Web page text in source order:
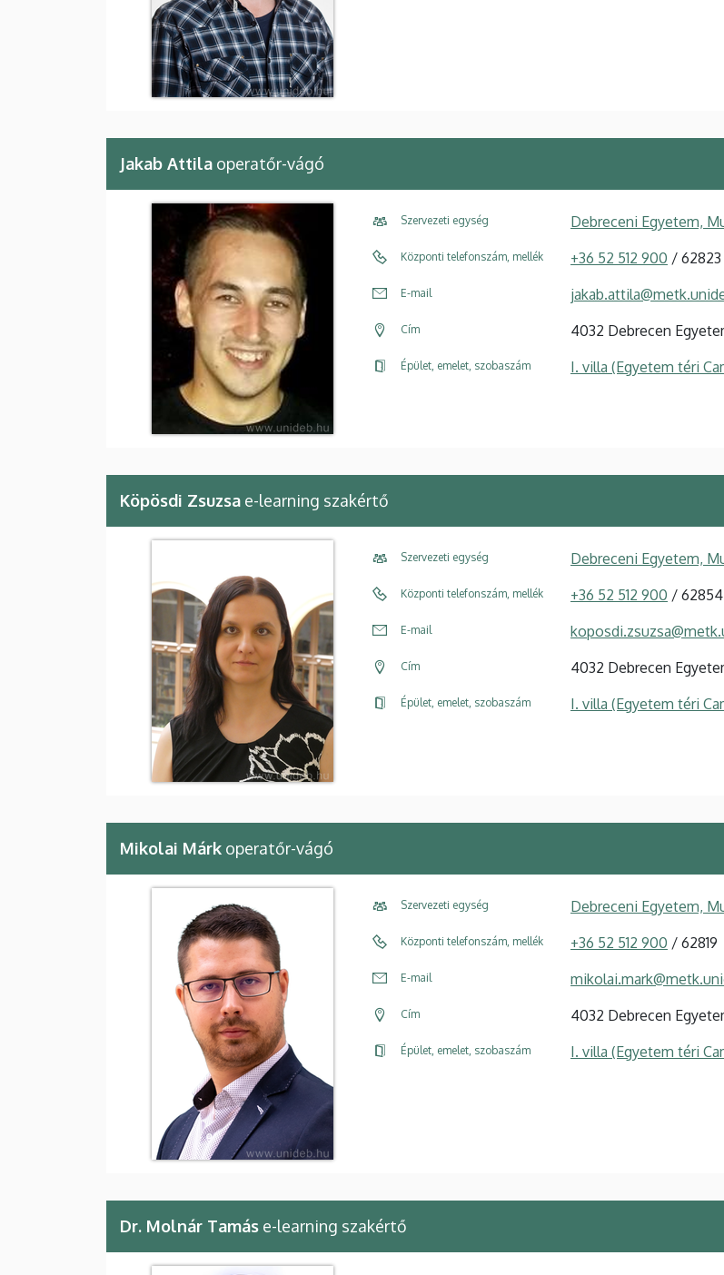
Jakab Attila operatőr-vágó
Szervezeti egység Debreceni Egyetem,
Központi telefonszám, mellék +36 52 512 900 / 62823
E-mail
Cím 4032 Debrecen
Épület, emelet, szobaszám I. villa (Egyetem téri
Köpösdi Zsuzsa e-learning szakértő
Szervezeti egység Debreceni Egyetem,
Központi telefonszám, mellék +36 52 512 900 / 62854
E-mail
Cím 4032 Debrecen
Épület, emelet, szobaszám I. villa (Egyetem téri
Mikolai Márk operatőr-vágó
Szervezeti egység Debreceni Egyetem,
Központi telefonszám, mellék +36 52 512 900 / 62819
E-mail
Cím 4032 Debrecen
Épület, emelet, szobaszám I. villa (Egyetem téri
Dr. Molnár Tamás e-learning szakértő